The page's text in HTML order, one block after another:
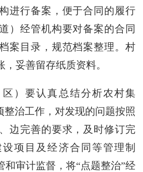
进行备案，便于合同的履行
）经管机构要对备案的合同
案目录，规范档案整理。村
妥善留存纸质资料。
）要认真总结分析农村集
整治工作，对发现的问题按照
边完善的要求，及时修订完
项目及经济合同等管理制
和审计监督，将“点题整治”经